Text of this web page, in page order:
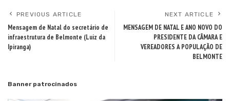
PREVIOUS ARTICLE
Mensagem de Natal do secretário de
infraestrutura de Belmonte (Luiz da
Ipiranga)
NEXT ARTICLE
MENSAGEM DE NATAL E ANO NOVO DO
PRESIDENTE DA CÂMARA E
VEREADORES A POPULAÇÃO DE
BELMONTE
Banner patrocinados